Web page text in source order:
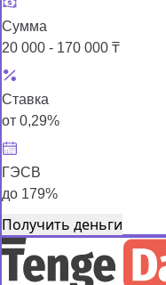
Сумма
20 000 - 170 000 ₸
Ставка
от 0,29%
ГЭСВ
до 179%
Получить деньги